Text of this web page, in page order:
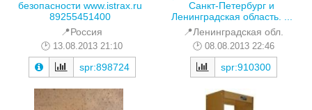
безопасности www.istrax.ru
89255451400
📍Россия
13.08.2013 21:10
spr:898724
Санкт-Петербург и
Ленинградская область. ...
📍Ленинградская обл.
08.08.2013 22:46
spr:910300